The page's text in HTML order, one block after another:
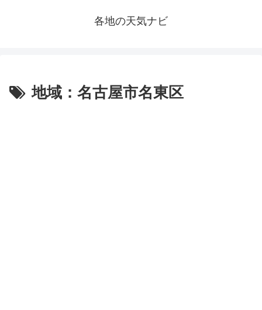
各地の天気ナビ
地域：名古屋市名東区